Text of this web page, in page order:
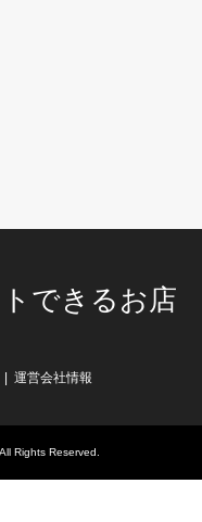
できるお店
運営会社情報
Rights Reserved.